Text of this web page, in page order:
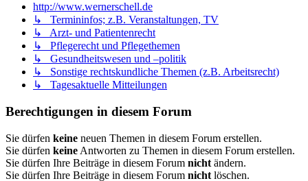
http://www.wernerschell.de
↳ Termininfos; z.B. Veranstaltungen, TV
↳ Arzt- und Patientenrecht
↳ Pflegerecht und Pflegethemen
↳ Gesundheitswesen und –politik
↳ Sonstige rechtskundliche Themen (z.B. Arbeitsrecht)
↳ Tagesaktuelle Mitteilungen
Berechtigungen in diesem Forum
Sie dürfen keine neuen Themen in diesem Forum erstellen.
Sie dürfen keine Antworten zu Themen in diesem Forum erstellen.
Sie dürfen Ihre Beiträge in diesem Forum nicht ändern.
Sie dürfen Ihre Beiträge in diesem Forum nicht löschen.